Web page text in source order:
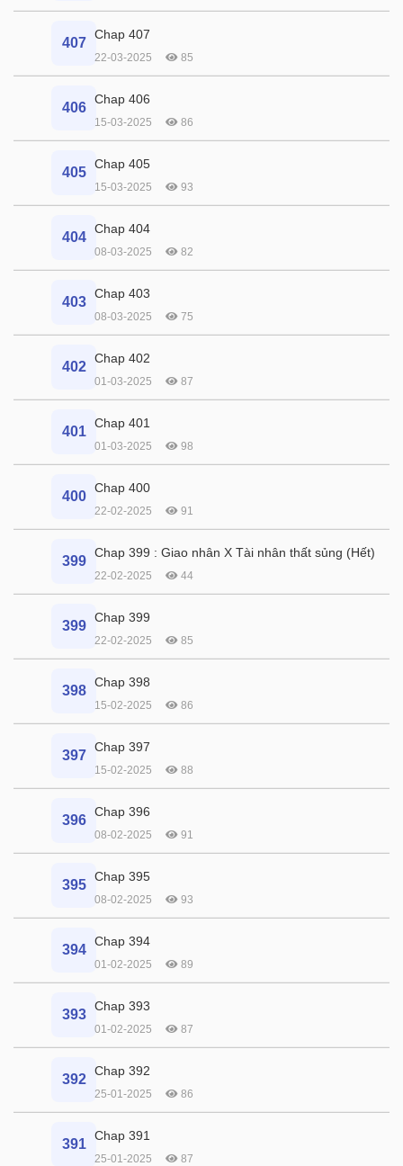
407
Chap 407
22-03-2025 85
406
Chap 406
15-03-2025 86
405
Chap 405
15-03-2025 93
404
Chap 404
08-03-2025 82
403
Chap 403
08-03-2025 75
402
Chap 402
01-03-2025 87
401
Chap 401
01-03-2025 98
400
Chap 400
22-02-2025 91
399
Chap 399 : Giao nhân X Tài nhân thất sủng (Hết)
22-02-2025 44
399
Chap 399
22-02-2025 85
398
Chap 398
15-02-2025 86
397
Chap 397
15-02-2025 88
396
Chap 396
08-02-2025 91
395
Chap 395
08-02-2025 93
394
Chap 394
01-02-2025 89
393
Chap 393
01-02-2025 87
392
Chap 392
25-01-2025 86
391
Chap 391
25-01-2025 87